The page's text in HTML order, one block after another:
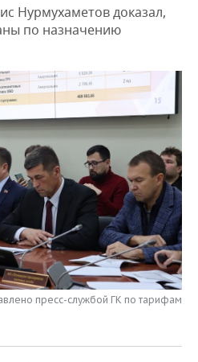
Нурмухаметов доказал,
по назначению
пресс-службой ГК по тарифам